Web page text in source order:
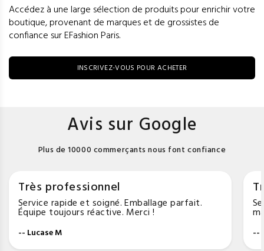
Accédez à une large sélection de produits pour enrichir votre
boutique, provenant de marques et de grossistes de
confiance sur EFashion Paris.
INSCRIVEZ-VOUS POUR ACHETER
Avis sur Google
Plus de 10000 commerçants nous font confiance
Très professionnel
Service rapide et soigné. Emballage parfait.
Équipe toujours réactive. Merci !
-- Lucase M --